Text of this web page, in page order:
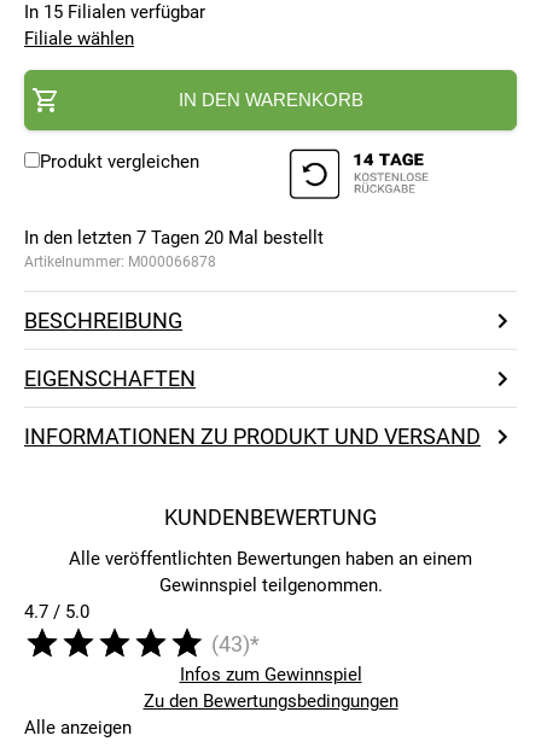
In 15 Filialen verfügbar
Filiale wählen
IN DEN WARENKORB
Produkt vergleichen
In den letzten 7 Tagen 20 Mal bestellt
Artikelnummer: M000066878
BESCHREIBUNG
EIGENSCHAFTEN
INFORMATIONEN ZU PRODUKT UND VERSAND
KUNDENBEWERTUNG
Alle veröffentlichten Bewertungen haben an einem
Gewinnspiel teilgenommen.
4.7 / 5.0
(43)*
Infos zum Gewinnspiel
Zu den Bewertungsbedingungen
Alle anzeigen